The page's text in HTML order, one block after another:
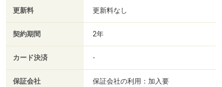
更新料 更新料なし
契約期間 2年
カード決済 -
保証会社
保証会社の利用：加入要